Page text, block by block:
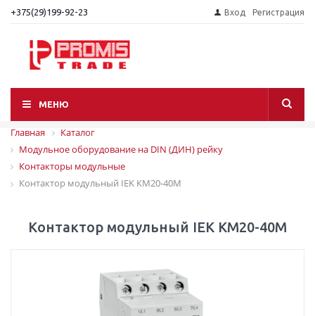
+375(29)199-92-23 Вход Регистрация
МЕНЮ
Главная
Каталог
Модульное оборудование на DIN (ДИН) рейку
Контакторы модульные
Контактор модульный IEK КМ20-40М
Контактор модульный IEK КМ20-40М